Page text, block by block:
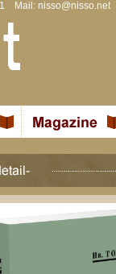
Mail: nisso@nisso.net